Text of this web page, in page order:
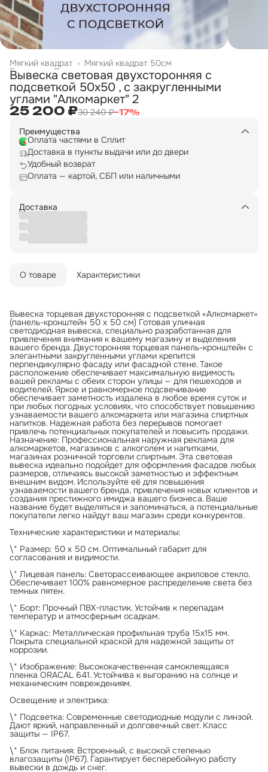
Мягкий квадрат 50см
Мягкий квадрат ›
Двухсторонние вывески ›
Главная ›
Вывеска световая двухсторонняя с
подсветкой 50х50 , с закругленными
углами "Алкомаркет" 2
25 200 ₽30 240 ₽−17%
Преимущества
Оплата частями в Сплит
Доставка в пункты выдачи или до двери
Удобный возврат
Оплата — картой, СБП или наличными
Доставка
О товаре Характеристики
Вывеска торцевая двухсторонняя с подсветкой «Алкомаркет»
(панель-кронштейн 50 x 50 см) Готовая уличная
светодиодная вывеска, специально разработанная для
привлечения внимания к вашему магазину и выделения
вашего бренда. Двусторонняя торцевая панель-кронштейн с
элегантными закругленными углами крепится
перпендикулярно фасаду или фасадной стене. Такое
расположение обеспечивает максимальную видимость
вашей рекламы с обеих сторон улицы — для пешеходов и
водителей. Яркое и равномерное подсвечивание
обеспечивает заметность издалека в любое время суток и
при любых погодных условиях, что способствует повышению
узнаваемости вашего алкомаркета или магазина спиртных
напитков. Надежная работа без перерывов помогает
привлечь потенциальных покупателей и повысить продажи.
Назначение: Профессиональная наружная реклама для
алкомаркетов, магазинов с алкоголем и напитками,
магазинах розничной торговли спиртным. Эта световая
вывеска идеально подойдет для оформления фасадов любых
размеров, отличаясь высокой заметностью и эффектным
внешним видом. Используйте её для повышения
узнаваемости вашего бренда, привлечения новых клиентов и
создания престижного имиджа вашего бизнеса. Ваше
название будет выделяться и запоминаться, а потенциальные
покупатели легко найдут ваш магазин среди конкурентов.
Технические характеристики и материалы:
\* Размер: 50 х 50 см. Оптимальный габарит для
согласования и видимости.
\* Лицевая панель: Светорассеивающее акриловое стекло.
Обеспечивает 100% равномерное распределение света без
темных пятен.
\* Борт: Прочный ПВХ-пластик. Устойчив к перепадам
температур и атмосферным осадкам.
\* Каркас: Металлическая профильная труба 15х15 мм.
Покрыта специальной краской для надежной защиты от
коррозии.
\* Изображение: Высококачественная самоклеящаяся
пленка ORACAL 641. Устойчива к выгоранию на солнце и
механическим повреждениям.
Освещение и электрика:
\* Подсветка: Современные светодиодные модули с линзой.
Дают яркий, направленный и долговечный свет. Класс
защиты — IP67.
\* Блок питания: Встроенный, с высокой степенью
влагозащиты (IP67). Гарантирует бесперебойную работу
вывески в дождь и снег.